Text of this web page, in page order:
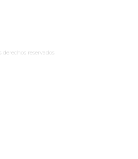
derechos reservados